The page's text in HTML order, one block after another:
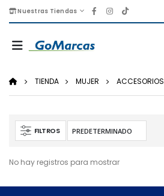
Nuestras Tiendas
TIENDA MUJER ACCESORIOS
FILTROS
No hay registros para mostrar